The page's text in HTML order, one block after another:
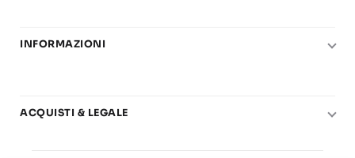
Chitarra
Basi play-along
INFORMAZIONI
Carta del Docente
ACQUISTI & LEGALE